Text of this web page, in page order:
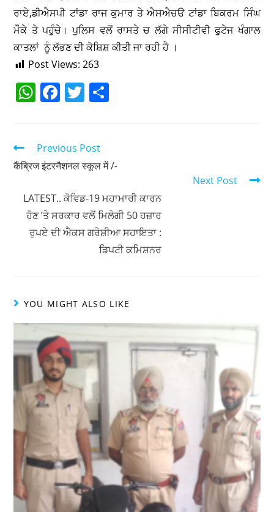
ਰਾਏ,ਡੀਐਸਪੀ ਟਾਂਡਾ ਰਾਜ ਕੁਮਾਰ ਤੇ ਐਸਐਚੳ ਟਾਂਡਾ ਬਿਕਰਮ ਸਿੰਘ
ਮੌਕੇ ਤੇ ਪਹੁੰਚੇ। ਪੁਲਿਸ ਵਲੋਂ ਰਾਸਤੇ ਚ ਲੱਗੇ ਸੀਸੀਟੀਵੀ ਫੁਟੇਜ ਖੰਗਾਲ
ਕਾਤਲਾਂ ਨੂੰ ਲੱਭਣ ਦੀ ਕੋਸ਼ਿਸ਼ ਕੀਤੀ ਜਾ ਰਹੀ ਹੈ ।
Post Views: 263
W
s
A
p
p
F
e
b
o
o
k
T
er
Previous Post
कैंब्रिज इंटरनैशनल स्कूल में /-
Next Post
LATEST.. ਕੋਵਿਡ-19 ਮਹਾਮਾਰੀ ਕਾਰਨ
ਹੋਣ ’ਤੇ ਸਰਕਾਰ ਵਲੋਂ ਮਿਲੇਗੀ 50 ਹਜ਼ਾਰ
ਰੁਪਏ ਦੀ ਐਕਸ ਗਰੇਸ਼ੀਆ ਸਹਾਇਤਾ :
ਡਿਪਟੀ ਕਮਿਸ਼ਨਰ
YOU MIGHT ALSO LIKE